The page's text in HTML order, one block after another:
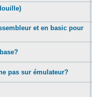
et en basic pour
pas sur émulateur?